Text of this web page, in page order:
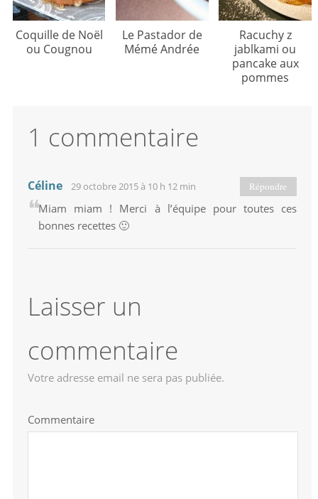
Coquille de Noël
ou Cougnou
Le Pastador de
Mémé Andrée
Racuchy z
jablkami ou
pancake aux
pommes
1 commentaire
Céline 29 octobre 2015 à 10 h 12 min
Miam miam ! Merci à l’équipe pour toutes ces
bonnes recettes 🙂
Répondre
Laisser un
commentaire
Votre adresse email ne sera pas publiée.
Commentaire